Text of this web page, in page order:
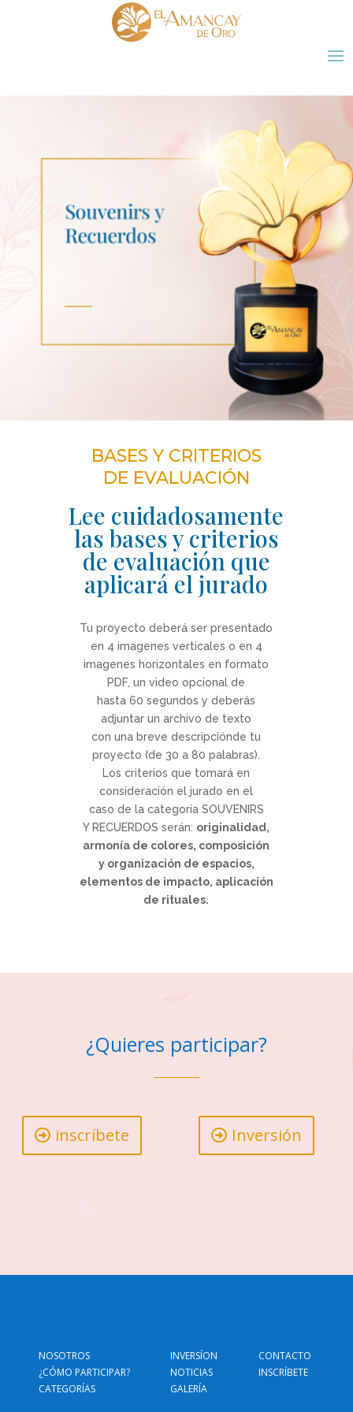
BASES Y CRITERIOS
DE EVALUACIÓN
Lee cuidadosamente
las bases y criterios
de evaluación que
aplicará el jurado
Tu proyecto deberá ser presentado
en 4 imagenes verticales o en 4
imagenes horizontales en formato
PDF, un video opcional de
hasta 60 segundos y deberás
adjuntar un archivo de texto
con una breve descripciónde tu
proyecto (de 30 a 80 palabras).
Los criterios que tomará en
consideración el jurado en el
caso de la categoría SOUVENIRS
Y RECUERDOS serán: originalidad,
armonía de colores, composición
y organización de espacios,
elementos de impacto, aplicación
de rituales.
¿Quieres participar?
inscríbete Inversión
NOSOTROS
¿CÓMO PARTICIPAR?
CATEGORÍAS
INVERSÍON
NOTICIAS
GALERÍA
CONTACTO
INSCRÍBETE